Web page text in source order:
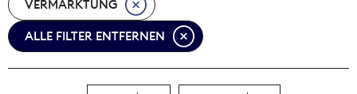
Pressefreiheit
Print
VERMARKTUNG
ALLE FILTER ENTFERNEN